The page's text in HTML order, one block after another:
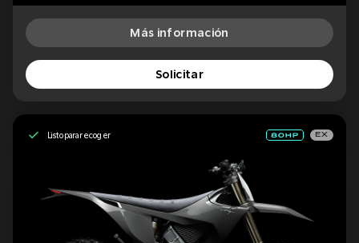
Más información
Solicitar
Listo para recoger EX